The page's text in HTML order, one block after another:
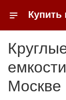
Москве